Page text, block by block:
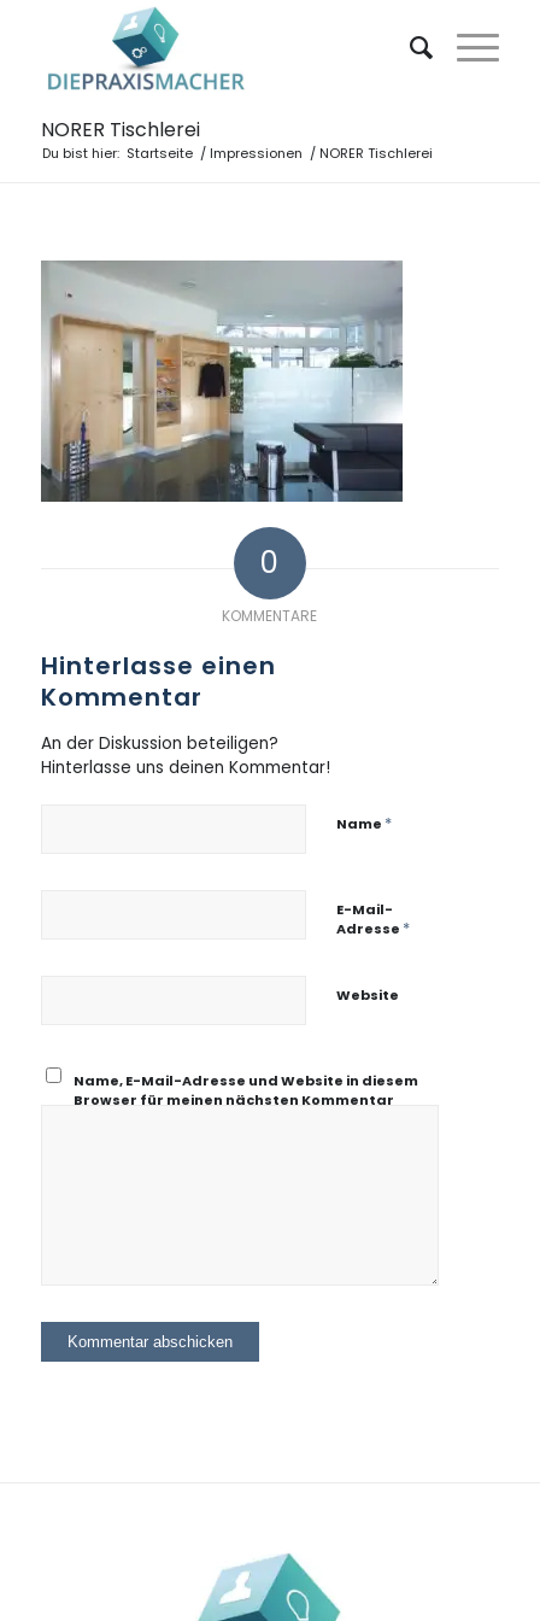
NORER Tischlerei
Du bist hier: Startseite / Impressionen / NORER Tischlerei
0
KOMMENTARE
Hinterlasse einen
Kommentar
An der Diskussion beteiligen?
Hinterlasse uns deinen Kommentar!
Name *
E-Mail-
Adresse *
Website
Name, E-Mail-Adresse und Website in diesem
Browser für meinen nächsten Kommentar